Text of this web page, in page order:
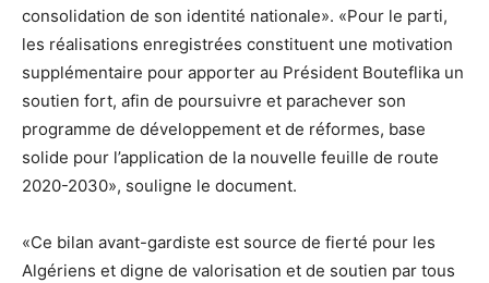
consolidation de son identité nationale». «Pour le parti,
les réalisations enregistrées constituent une motivation
supplémentaire pour apporter au Président Bouteflika un
soutien fort, afin de poursuivre et parachever son
programme de développement et de réformes, base
solide pour l’application de la nouvelle feuille de route
2020-2030», souligne le document.
«Ce bilan avant-gardiste est source de fierté pour les
Algériens et digne de valorisation et de soutien par tous